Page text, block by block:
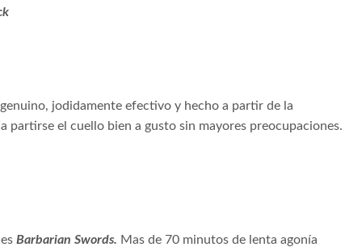
jodidamente efectivo y hecho a partir de la
el cuello bien a gusto sin mayores preocupaciones.
Barbarian Swords. Mas de 70 minutos de lenta agonía